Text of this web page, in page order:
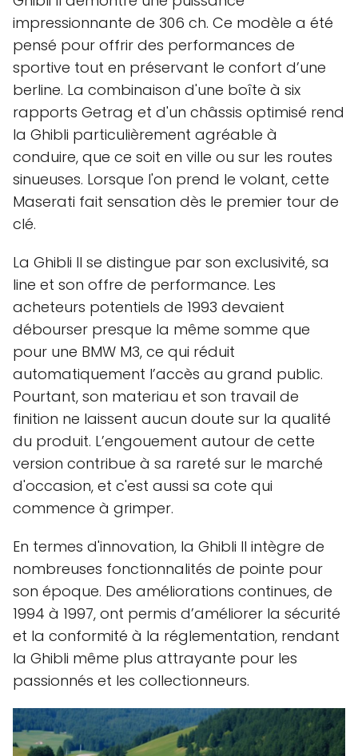
impressionnante de 306 ch. Ce modèle a été
pensé pour offrir des performances de
sportive tout en préservant le confort d’une
berline. La combinaison d'une boîte à six
rapports Getrag et d'un châssis optimisé rend
la Ghibli particulièrement agréable à
conduire, que ce soit en ville ou sur les routes
sinueuses. Lorsque l'on prend le volant, cette
Maserati fait sensation dès le premier tour de
clé.
La Ghibli II se distingue par son exclusivité, sa
line et son offre de performance. Les
acheteurs potentiels de 1993 devaient
débourser presque la même somme que
pour une BMW M3, ce qui réduit
automatiquement l’accès au grand public.
Pourtant, son materiau et son travail de
finition ne laissent aucun doute sur la qualité
du produit. L’engouement autour de cette
version contribue à sa rareté sur le marché
d'occasion, et c'est aussi sa cote qui
commence à grimper.
En termes d'innovation, la Ghibli II intègre de
nombreuses fonctionnalités de pointe pour
son époque. Des améliorations continues, de
1994 à 1997, ont permis d’améliorer la sécurité
et la conformité à la réglementation, rendant
la Ghibli même plus attrayante pour les
passionnés et les collectionneurs.